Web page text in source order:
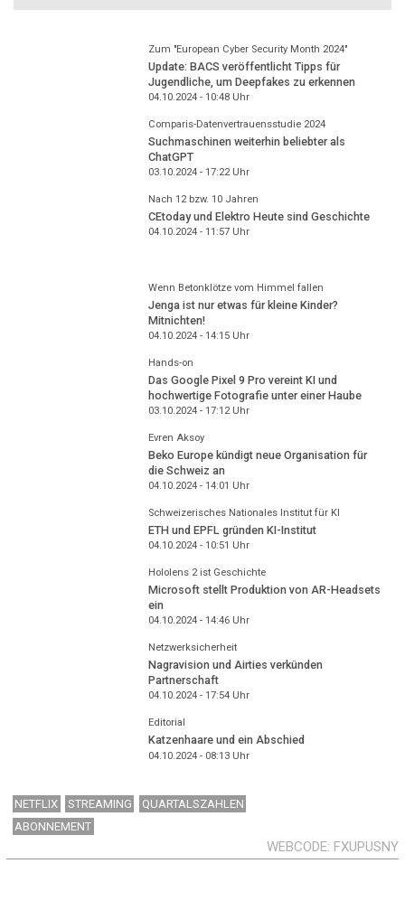
Zum "European Cyber Security Month 2024"
Update: BACS veröffentlicht Tipps für
Jugendliche, um Deepfakes zu erkennen
04.10.2024 - 10:48Uhr
Comparis-Datenvertrauensstudie 2024
Suchmaschinen weiterhin beliebter als
ChatGPT
03.10.2024 - 17:22Uhr
Nach 12 bzw. 10 Jahren
CEtoday und Elektro Heute sind Geschichte
04.10.2024 - 11:57Uhr
Wenn Betonklötze vom Himmel fallen
Jenga ist nur etwas für kleine Kinder?
Mitnichten!
04.10.2024 - 14:15Uhr
Hands-on
Das Google Pixel 9 Pro vereint KI und
hochwertige Fotografie unter einer Haube
03.10.2024 - 17:12Uhr
Evren Aksoy
Beko Europe kündigt neue Organisation für
die Schweiz an
04.10.2024 - 14:01 Uhr
Schweizerisches Nationales Institut für KI
ETH und EPFL gründen KI-Institut
04.10.2024 - 10:51 Uhr
Hololens 2 ist Geschichte
Microsoft stellt Produktion von AR-Headsets
ein
04.10.2024 - 14:46Uhr
Netzwerksicherheit
Nagravision und Airties verkünden
Partnerschaft
04.10.2024 - 17:54Uhr
Editorial
Katzenhaare und ein Abschied
04.10.2024 - 08:13Uhr
NETFLIX STREAMING
QUARTALSZAHLEN
ABONNEMENT
WEBCODE FXUPUSNY